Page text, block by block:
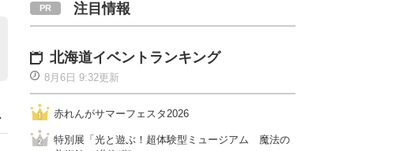
注目情報
北海道イベントランキング
8月6日 9:32更新
赤れんがサマーフェスタ2026
特別展「光と遊ぶ！超体験型ミュージアム 魔法の